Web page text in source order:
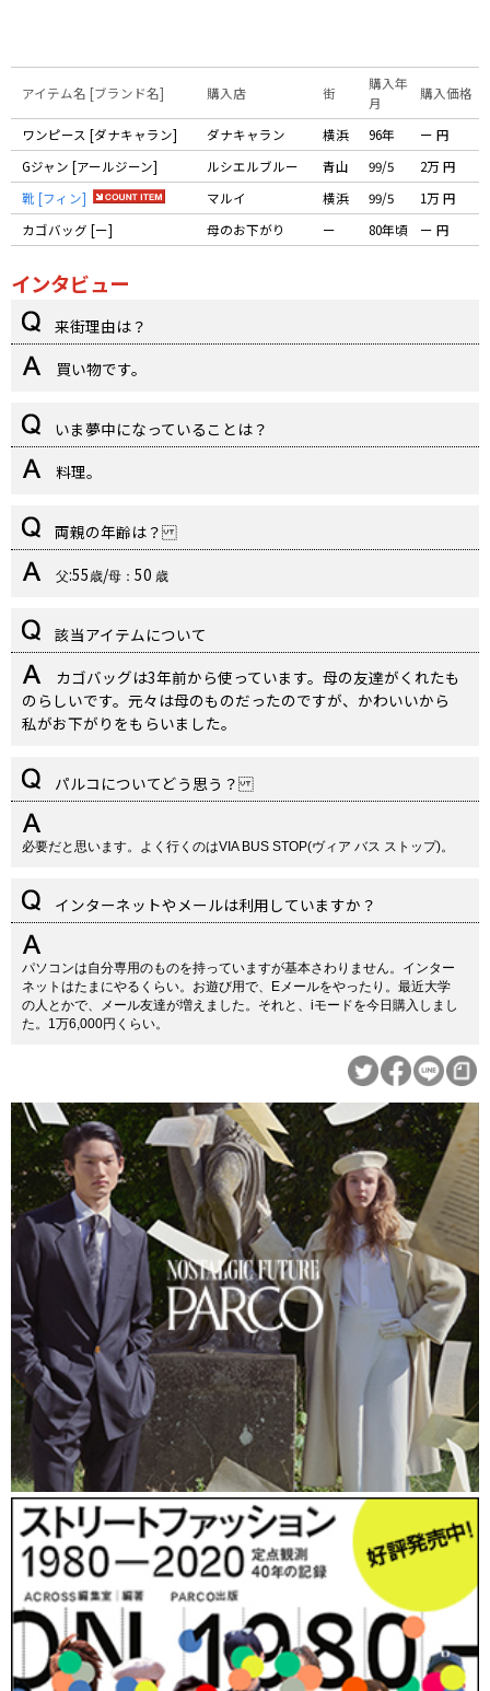
アイテム名 [ブランド名] 購入店 街
購入年
月
購入価格
ワンピース [ダナキャラン] ダナキャラン 横浜 96年
ー 円
Gジャン [アールジーン]
ルシエルブルー 青山 99/5
2万 円
靴 [フィン]
マルイ 横浜 99/5
1万 円
カゴバッグ [ー]
母のお下がり ー 80年頃 ー 円
インタビュー
来街理由は？
買い物です。
いま夢中になっていることは？
料理。
両親の年齢は？
父:55 歳/母： 50 歳
該当アイテムについて
カゴバッグは3年前から使っています。母の友達がくれたも
のらしいです。元々は母のものだったのですが、かわいいから
私がお下がりをもらいました。
パルコについてどう思う？
必要だと思います。よく行くのはVIA BUS STOP(ヴィア バス ストップ)。
インターネットやメールは利用していますか？
パソコンは自分専用のものを持っていますが基本さわりません。インター
ネットはたまにやるくらい。お遊び用で、 E メールをやったり。最近大学
の人とかで、メール友達が増えました。それと、 iモードを今日購入しまし
た。 1 万6,000円くらい。